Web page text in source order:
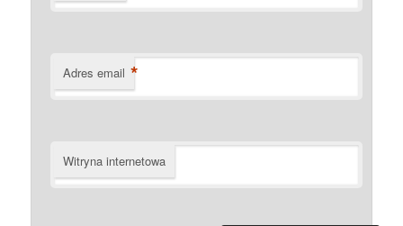
Adres email *
Witryna internetowa